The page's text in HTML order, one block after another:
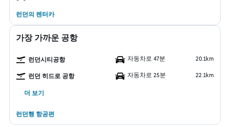
런던​의 렌터카
가장 가까운 공항
런던시티공항 자동차로 47분 20.1km
런던 히드로 공항 자동차로 25분 22.1km
더 보기
런던행 항공편